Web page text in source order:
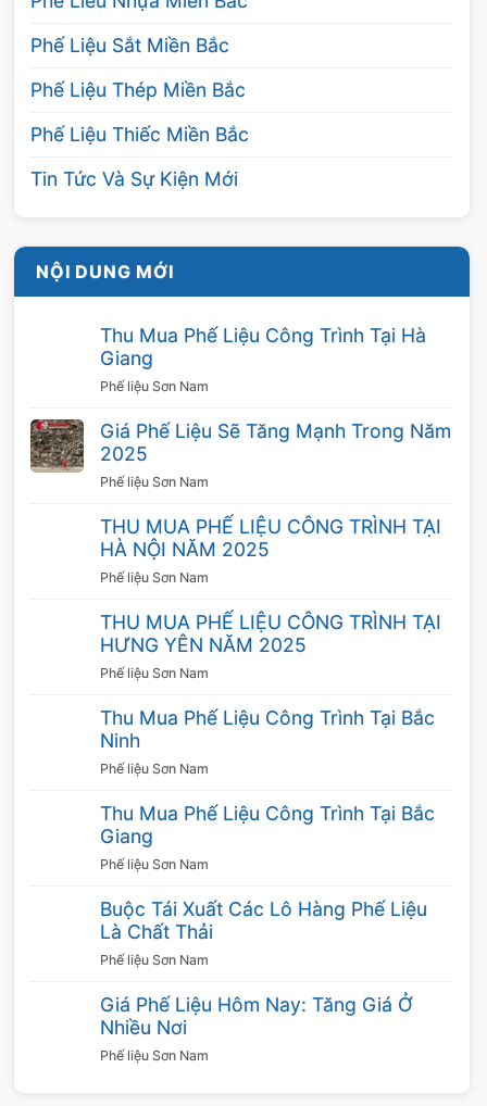
Phế Liệu Sắt Miền Bắc
Phế Liệu Thép Miền Bắc
Phế Liệu Thiếc Miền Bắc
Tin Tức Và Sự Kiện Mới
NỘI DUNG MỚI
Thu Mua Phế Liệu Công Trình Tại Hà
Giang
Phế liệu Sơn Nam
Giá Phế Liệu Sẽ Tăng Mạnh Trong Năm
2025
Phế liệu Sơn Nam
THU MUA PHẾ LIỆU CÔNG TRÌNH TẠI
HÀ NỘI NĂM 2025
Phế liệu Sơn Nam
THU MUA PHẾ LIỆU CÔNG TRÌNH TẠI
HƯNG YÊN NĂM 2025
Phế liệu Sơn Nam
Thu Mua Phế Liệu Công Trình Tại Bắc
Ninh
Phế liệu Sơn Nam
Thu Mua Phế Liệu Công Trình Tại Bắc
Giang
Phế liệu Sơn Nam
Buộc Tái Xuất Các Lô Hàng Phế Liệu
Là Chất Thải
Phế liệu Sơn Nam
Giá Phế Liệu Hôm Nay: Tăng Giá Ở
Nhiều Nơi
Phế liệu Sơn Nam
các xe chuyên chở. Đồng thời, chúng tôi còn
hỗ trợ dọn dẹp, trả lại không gian sạch sẽ cho
Luôn phục vụ tận tình
hàng đầu, các nhân viên của chúng tôi được
đào tạo chuyên nghiệp sẽ tư vấn, hướng dẫn
tôi nhậnthu mua inox phế liệuvới mọi số
lượng, khoảng cách địa lý. Chúng tôi không
ngại đường xa hay số lượng ít.
Đảm bảo thanh toán đúng hạn
Sau khi khách hàng chấp nhận mức giá chúng
tôi đề ra, 2 bên sẽ tiến hành ký kết hợp đồng
và thực hiện theo đúng những gì đã cam
kết. Chúng tôi đảm bảo thanh toán nhanh gọn,
thanh toán dưới nhiều hình thức theo nhu cầu
của khách hàng. Chính vì thế, quý khách hoàn
toàn có thể yên tâm khi hợp tác cùng chúng
Thời gian làm việc linh hoạt
Công ty chúng tôi thu mua 24/24, kể cả thứ 7,
chủ nhật, ngày nghỉ. Do đó không ảnh hưởng
đến công việc, sinh hoạt của khách hàng. Bên
còn cung cấp thêm nhiều hạng mục khác như
thu mua phế liệu nhôm, đồng, kẽm, giấy vụn
Ngoài ra Sơn Nam còn mua các loại
phế liệu khác, quý khách xem tại đây